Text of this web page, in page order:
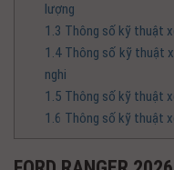
lượng
1.3 Thông số kỹ thuật
1.4Thông số kỹ thuật
nghi
1.5 Thông số kỹ thuật
1.6 Thông số kỹ thuật